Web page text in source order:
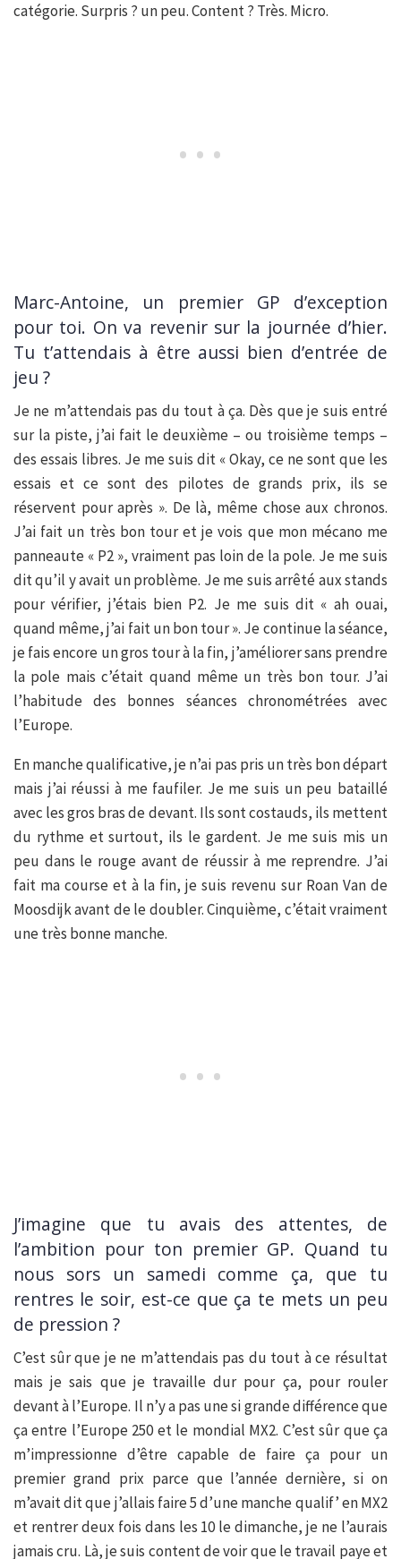
catégorie. Surpris ? un peu. Content ? Très. Micro.
Marc-Antoine, un premier GP d’exception
pour toi. On va revenir sur la journée d’hier.
Tu t’attendais à être aussi bien d’entrée de
jeu ?
Je ne m’attendais pas du tout à ça. Dès que je suis entré
sur la piste, j’ai fait le deuxième – ou troisième temps –
des essais libres. Je me suis dit « Okay, ce ne sont que les
essais et ce sont des pilotes de grands prix, ils se
réservent pour après ». De là, même chose aux chronos.
J’ai fait un très bon tour et je vois que mon mécano me
panneaute « P2 », vraiment pas loin de la pole. Je me suis
dit qu’il y avait un problème. Je me suis arrêté aux stands
pour vérifier, j’étais bien P2. Je me suis dit « ah ouai,
quand même, j’ai fait un bon tour ». Je continue la séance,
je fais encore un gros tour à la fin, j’améliorer sans prendre
la pole mais c’était quand même un très bon tour. J’ai
l’habitude des bonnes séances chronométrées avec
l’Europe.
En manche qualificative, je n’ai pas pris un très bon départ
mais j’ai réussi à me faufiler. Je me suis un peu bataillé
avec les gros bras de devant. Ils sont costauds, ils mettent
du rythme et surtout, ils le gardent. Je me suis mis un
peu dans le rouge avant de réussir à me reprendre. J’ai
fait ma course et à la fin, je suis revenu sur Roan Van de
Moosdijk avant de le doubler. Cinquième, c’était vraiment
une très bonne manche.
J’imagine que tu avais des attentes, de
l’ambition pour ton premier GP. Quand tu
nous sors un samedi comme ça, que tu
rentres le soir, est-ce que ça te mets un peu
de pression ?
C’est sûr que je ne m’attendais pas du tout à ce résultat
mais je sais que je travaille dur pour ça, pour rouler
devant à l’Europe. Il n’y a pas une si grande différence que
ça entre l’Europe 250 et le mondial MX2. C’est sûr que ça
m’impressionne d’être capable de faire ça pour un
premier grand prix parce que l’année dernière, si on
m’avait dit que j’allais faire 5 d’une manche qualif’ en MX2
et rentrer deux fois dans les 10 le dimanche, je ne l’aurais
jamais cru. Là, je suis content de voir que le travail paye et